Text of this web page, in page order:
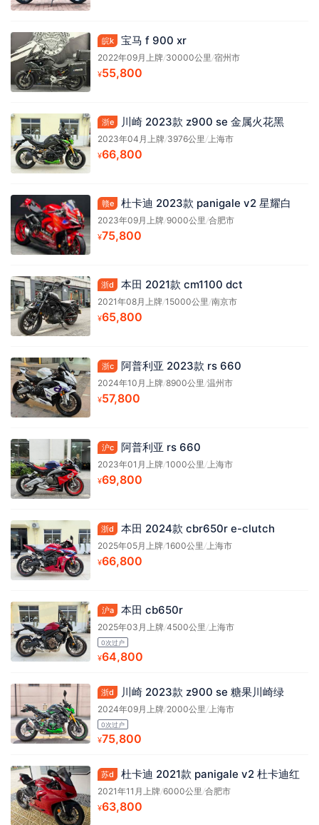
皖k 宝马 f 900 xr
2022年09月上牌/30000公里/宿州市
¥55,800
浙e 川崎 2023款 z900 se 金属火花黑
2023年04月上牌/3976公里/上海市
¥66,800
赣e 杜卡迪 2023款 panigale v2 星耀白
2023年09月上牌/9000公里/合肥市
¥75,800
浙d 本田 2021款 cm1100 dct
2021年08月上牌/15000公里/南京市
¥65,800
浙c 阿普利亚 2023款 rs 660
2024年10月上牌/8900公里/温州市
¥57,800
沪c 阿普利亚 rs 660
2023年01月上牌/1000公里/上海市
¥69,800
浙d 本田 2024款 cbr650r e-clutch
2025年05月上牌/1600公里/上海市
¥66,800
沪a 本田 cb650r
2025年03月上牌/4500公里/上海市
0次过户
¥64,800
浙d 川崎 2023款 z900 se 糖果川崎绿
2024年09月上牌/2000公里/上海市
0次过户
¥75,800
苏d 杜卡迪 2021款 panigale v2 杜卡迪红
2021年11月上牌/6000公里/合肥市
¥63,800